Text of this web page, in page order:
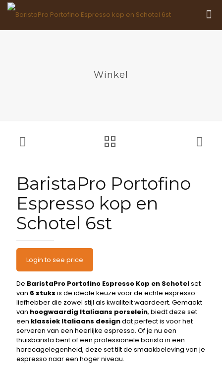
Winkel
BaristaPro Portofino
Espresso kop en
Schotel 6st
Login to see price
De BaristaPro Portofino Espresso Kop en Schotelset
van 6 stuks is de ideale keuze voor de echte espresso-
liefhebber die zowel stijl als kwaliteit waardeert. Gemaakt
van hoogwaardig Italiaans porselein, biedt deze set
een klassiek Italiaans designdat perfect is voor het
serveren van een heerlijke espresso. Of je nu een
thuisbarista bent of een professionele barista in een
horecagelegenheid, deze set tilt de smaakbeleving van je
espresso naar een hoger niveau.